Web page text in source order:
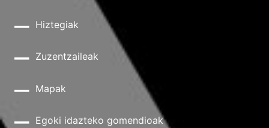
Hiztegiak
Zuzentzaileak
Mapak
Egoki idazteko gomendioak